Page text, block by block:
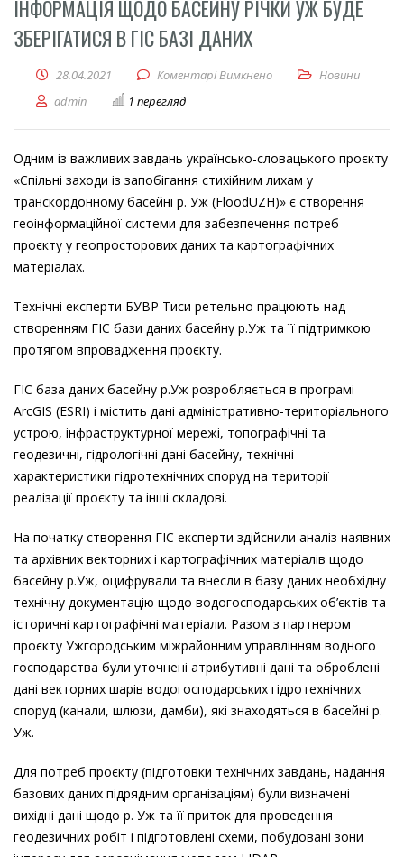
ІНФОРМАЦІЯ ЩОДО БАСЕЙНУ РІЧКИ УЖ БУДЕ
ЗБЕРІГАТИСЯ В ГІС БАЗІ ДАНИХ
28.04.2021 Коментарі Вимкнено до Інформація щодо
Новини
admin
1 перегляд
Одним із важливих завдань українсько-словацького проєкту
«Спільні заходи із запобігання стихійним лихам у
транскордонному басейні р. Уж (FloodUZH)» є створення
геоінформаційної системи для забезпечення потреб
проєкту у геопросторових даних та картографічних
матеріалах.
Технічні експерти БУВР Тиси ретельно працюють над
створенням ГІС бази даних басейну р.Уж та її підтримкою
протягом впровадження проєкту.
ГІС база даних басейну р.Уж розробляється в програмі
ArcGIS (ESRI) і містить дані адміністративно-територіального
устрою, інфраструктурної мережі, топографічні та
геодезичні, гідрологічні дані басейну, технічні
характеристики гідротехнічних споруд на території
реалізації проєкту та інші складові.
На початку створення ГІС експерти здійснили аналіз наявних
та архівних векторних і картографічних матеріалів щодо
басейну р.Уж, оцифрували та внесли в базу даних необхідну
технічну документацію щодо водогосподарських об’єктів та
історичні картографічні матеріали. Разом з партнером
проєкту Ужгородським міжрайонним управлінням водного
господарства були уточнені атрибутивні дані та оброблені
дані векторних шарів водогосподарських гідротехнічних
споруд (канали, шлюзи, дамби), які знаходяться в басейні р.
Уж.
Для потреб проєкту (підготовки технічних завдань, надання
базових даних підрядним організаціям) були визначені
вихідні дані щодо р. Уж та її приток для проведення
геодезичних робіт і підготовлені схеми, побудовані зони